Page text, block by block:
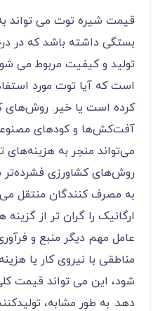
قیمت شیره توت می تواند
بستگی داشته باشد که در
تولید و کیفیت مربوط می
است که آیا توت مورد
کرده است یا خیر. روش‌های
آفت‌کش‌ها و کودهای
می‌تواند منجر به هزینه‌های
روش‌های کشاورزی فشرده‌تر
به مصرف کنندگان منتقل
ارگانیک را گران تر از
عامل مهم دیگر منبع و
مناطقی با نیروی کار یا
شود، این می تواند قیمت
دهد. به طور مشابه،